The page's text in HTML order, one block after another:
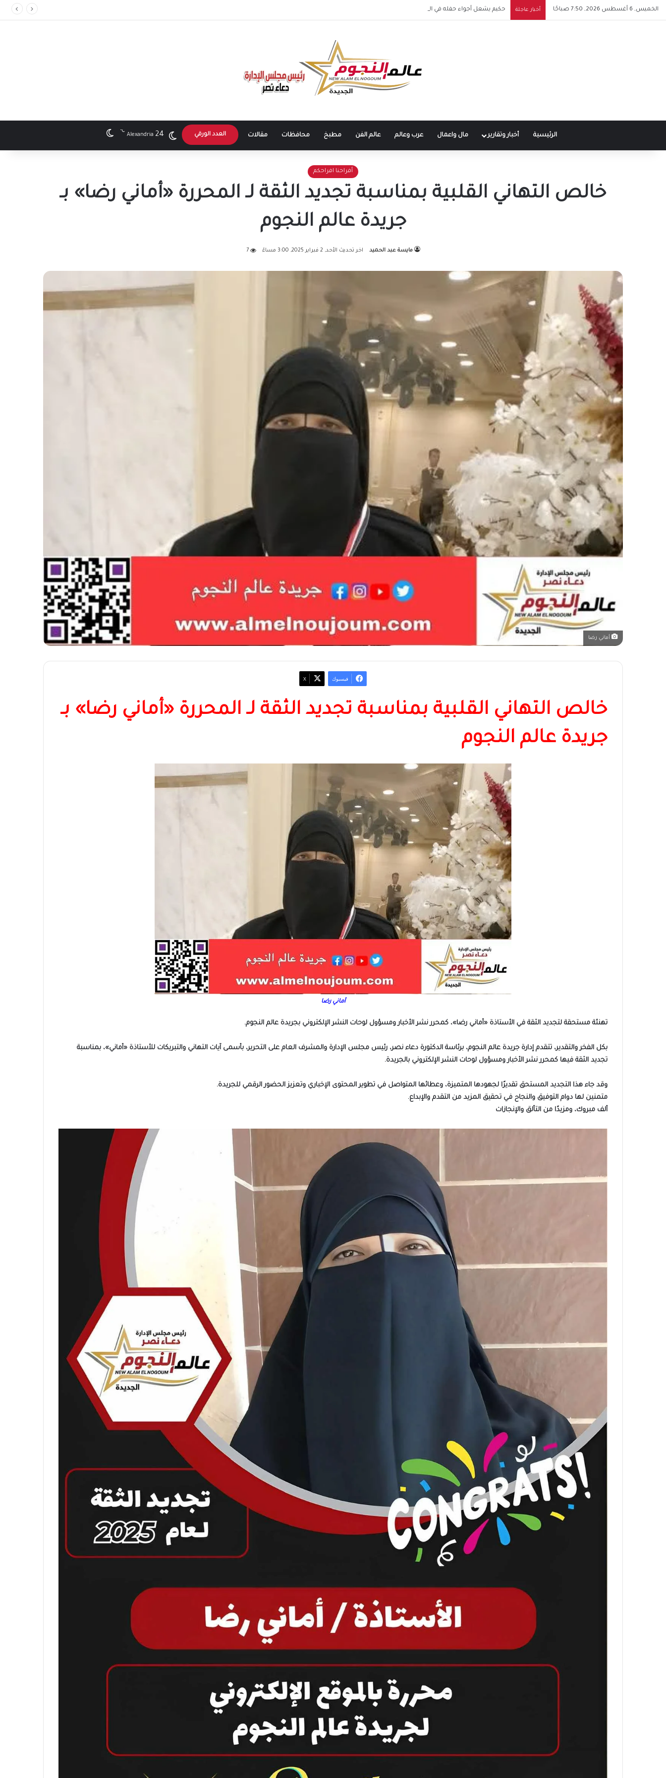
الخميس, 6 أغسطس 2026, 7:50 صباحًا أخبار عاجلة حكيم يشعل أجواء حفله في العاصمة الإدارية الجديدة بلوك شبابي ويخطف أنظار الجمهور
الرئيسية أخبار وتقارير مال واعمال عرب وعالم عالم الفن مطبخ محافظات مقالات العدد الورقي Alexandria 24
℃ الوضع المظلم
أفراحنا افراحكم
خالص التهاني القلبية بمناسبة تجديد الثقة لـ المحررة «أماني رضا» بـ
جريدة عالم النجوم
مايسة عبد الحميد اخر تحديث الأحد, 2 فبراير 2025, 3:00 مساءً 7
أماني رضا
فيسبوك ‫X
خالص التهاني القلبية بمناسبة تجديد الثقة لـ المحررة «أماني رضا» بـ
جريدة عالم النجوم
أماني رضا
تهنئة مستحقة لتجديد الثقة في الأستاذة «أماني رضا»، كمحرر نشر الأخبار ومسؤول لوحات النشر الإلكتروني بجريدة عالم النجوم.
بكل الفخر والتقدير، تتقدم إدارة جريدة عالم النجوم، برئاسة الدكتورة دعاء نصر، رئيس مجلس الإدارة والمشرف العام على التحرير، بأسمى آيات التهاني والتبريكات للأستاذة «أماني»، بمناسبة
تجديد الثقة فيها كمحرر نشر الأخبار ومسؤول لوحات النشر الإلكتروني بالجريدة.
وقد جاء هذا التجديد المستحق تقديرًا لجهودها المتميزة، وعطائها المتواصل في تطوير المحتوى الإخباري وتعزيز الحضور الرقمي للجريدة.
متمنين لها دوام التوفيق والنجاح في تحقيق المزيد من التقدم والإبداع.
ألف مبروك، ومزيدًا من التألق والإنجازات